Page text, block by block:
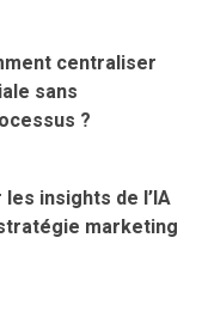
centraliser
sans
?
insights de l’IA
marketing